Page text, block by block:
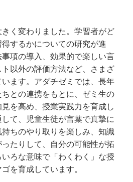
く変わりました。学習者がど
するかについての研究が進
項の導入、効果的で楽しい言
以外の評価方法など、さまざ
ます。アダチゼミでは、長年
との連携をもとに、ゼミ生の
を高め、授業実践力を育成し
て、児童生徒が言葉で真摯に
ちのやり取りを楽しみ、知識
たりして、自分の可能性が拓
ろな意味で「わくわく」な授
を育成しています。